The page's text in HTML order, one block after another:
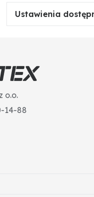
Ustawienia
o.o.
14-88